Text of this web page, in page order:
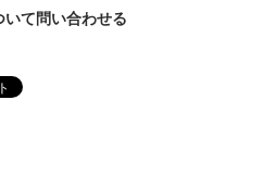
いて問い合わせる